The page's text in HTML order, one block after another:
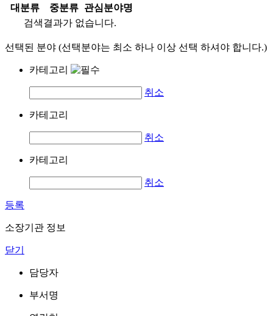
대분류
중분류
관심분야명
검색결과가 없습니다.
선택된 분야 (선택분야는 최소 하나 이상 선택 하셔야 합니다.)
카테고리
취소
카테고리
취소
카테고리
취소
등록
소장기관 정보
닫기
담당자
부서명